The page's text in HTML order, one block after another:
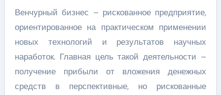
Венчурный бизнес – рискованное предприятие,
ориентированное на практическом применении
новых технологий и результатов научных
наработок. Главная цель такой деятельности –
получение прибыли от вложения денежных
средств в перспективные, но рискованные